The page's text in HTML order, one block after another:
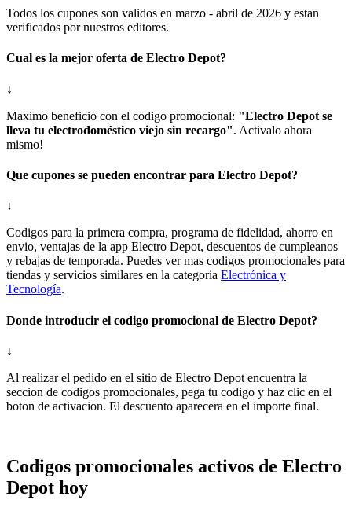
Todos los cupones son validos en marzo - abril de 2026 y estan
verificados por nuestros editores.
Cual es la mejor oferta de Electro Depot?
↓
Maximo beneficio con el codigo promocional: "Electro Depot se
lleva tu electrodoméstico viejo sin recargo". Activalo ahora
mismo!
Que cupones se pueden encontrar para Electro Depot?
↓
Codigos para la primera compra, programa de fidelidad, ahorro en
envio, ventajas de la app Electro Depot, descuentos de cumpleanos
y rebajas de temporada. Puedes ver mas codigos promocionales para
tiendas y servicios similares en la categoria Electrónica y
Tecnología.
Donde introducir el codigo promocional de Electro Depot?
↓
Al realizar el pedido en el sitio de Electro Depot encuentra la
seccion de codigos promocionales, pega tu codigo y haz clic en el
boton de activacion. El descuento aparecera en el importe final.
Codigos promocionales activos de Electro
Depot hoy